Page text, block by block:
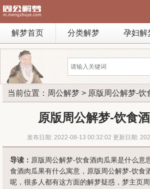
解梦首页 分类解梦 孕妇解
当前位置： 周公解梦 > 原版周公解梦-饮
原版周公解梦-饮食
发布日期: 2022-08-13 00:32:02 更新日期:
导读： 原版周公解梦-饮食酒肉瓜果是什么意
食酒肉瓜果有什么寓意，原版周公解梦-饮食
呢，很多人都有这方面的解梦疑惑，梦主页